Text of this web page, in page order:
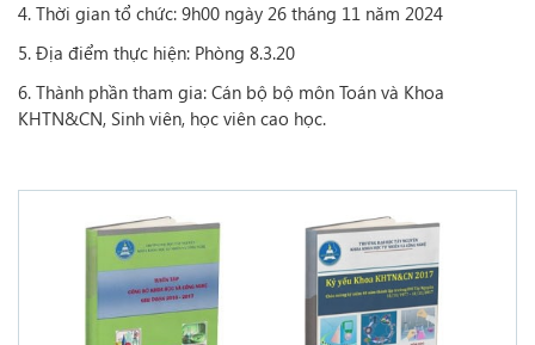
4. Thời gian tổ chức: 9h00 ngày 26 tháng 11 năm 2024
5. Địa điểm thực hiện: Phòng 8.3.20
6. Thành phần tham gia: Cán bộ bộ môn Toán và Khoa
KHTN&CN, Sinh viên, học viên cao học.